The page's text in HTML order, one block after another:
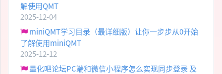
解使用QMT
2025-12-04
miniQMT学习目录（最详细版）让你一步步从0开始
了解使用miniQMT
2025-12-12
量化吧论坛PC端和微信小程序怎么实现同步登录 及